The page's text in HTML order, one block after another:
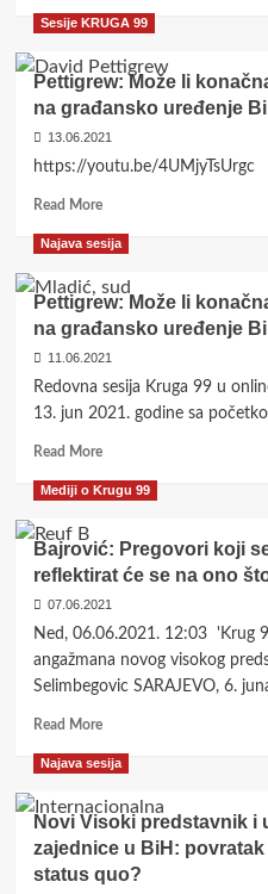
about
99:
se
s
toksičnim
Mladića
u
RS-
Sesije KRUGA 99
Pettigrew: Može li
na građansko uređenje
13.06.2021
https://youtu.be/4UMjyTsUrgc
Read MoreRead
about
Može
konačna
presuda
Mladiću
utjecati
građansko
BiH?
sesije)
Najava sesija
Pettigrew: Može li
na građansko uređenje
11.06.2021
Redovna sesija Kruga 99 u
13. jun 2021. godine sa
Read MoreRead
about
Može
konačna
presuda
Mladiću
utjecati
uređenje
Mediji o Krugu 99
Bajrović: Pregovori koji
reflektirat će se na ono
07.06.2021
Ned, 06.06.2021. 12:03 'Krug
angažmana novog visokog
Selimbegovic SARAJEVO, 6.
Read MoreRead
about
Pregovori
se
vode
Najava sesija
Novi Visoki predstavnik i
zajednice u BiH:
status quo?